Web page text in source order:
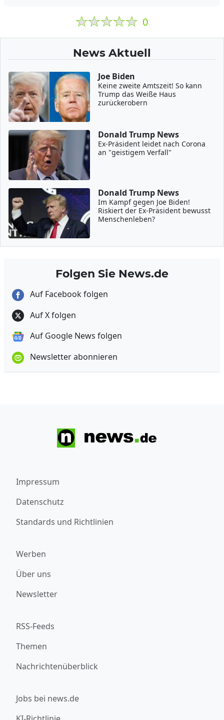
0
News Aktuell
Joe Biden
Keine zweite Amtszeit! So kann
Trump das Weiße Haus
zurückerobern
Donald Trump News
Ex-Präsident leidet nach Corona
an "geistigem Verfall"
Donald Trump News
Im Kampf gegen Joe Biden!
Riskiert der Ex-Präsident bewusst
Menschenleben?
Folgen Sie News.de
Auf Facebook folgen
Auf X folgen
Auf Google News folgen
Newsletter abonnieren
Impressum
Datenschutz
Standards und Richtlinien
Werben
Über uns
Newsletter
RSS-Feeds
Themen
Nachrichtenüberblick
Jobs bei news.de